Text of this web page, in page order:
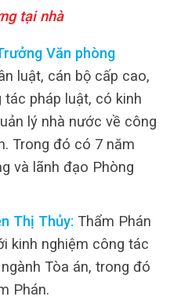
tại nhà
Văn phòng
luật, cán bộ cấp cao,
pháp luật, có kinh
lý nhà nước về công
Trong đó có 7 năm
và lãnh đạo Phòng
Thị Thủy: Thẩm Phán
kinh nghiệm công tác
Tòa án, trong đó
Phán.